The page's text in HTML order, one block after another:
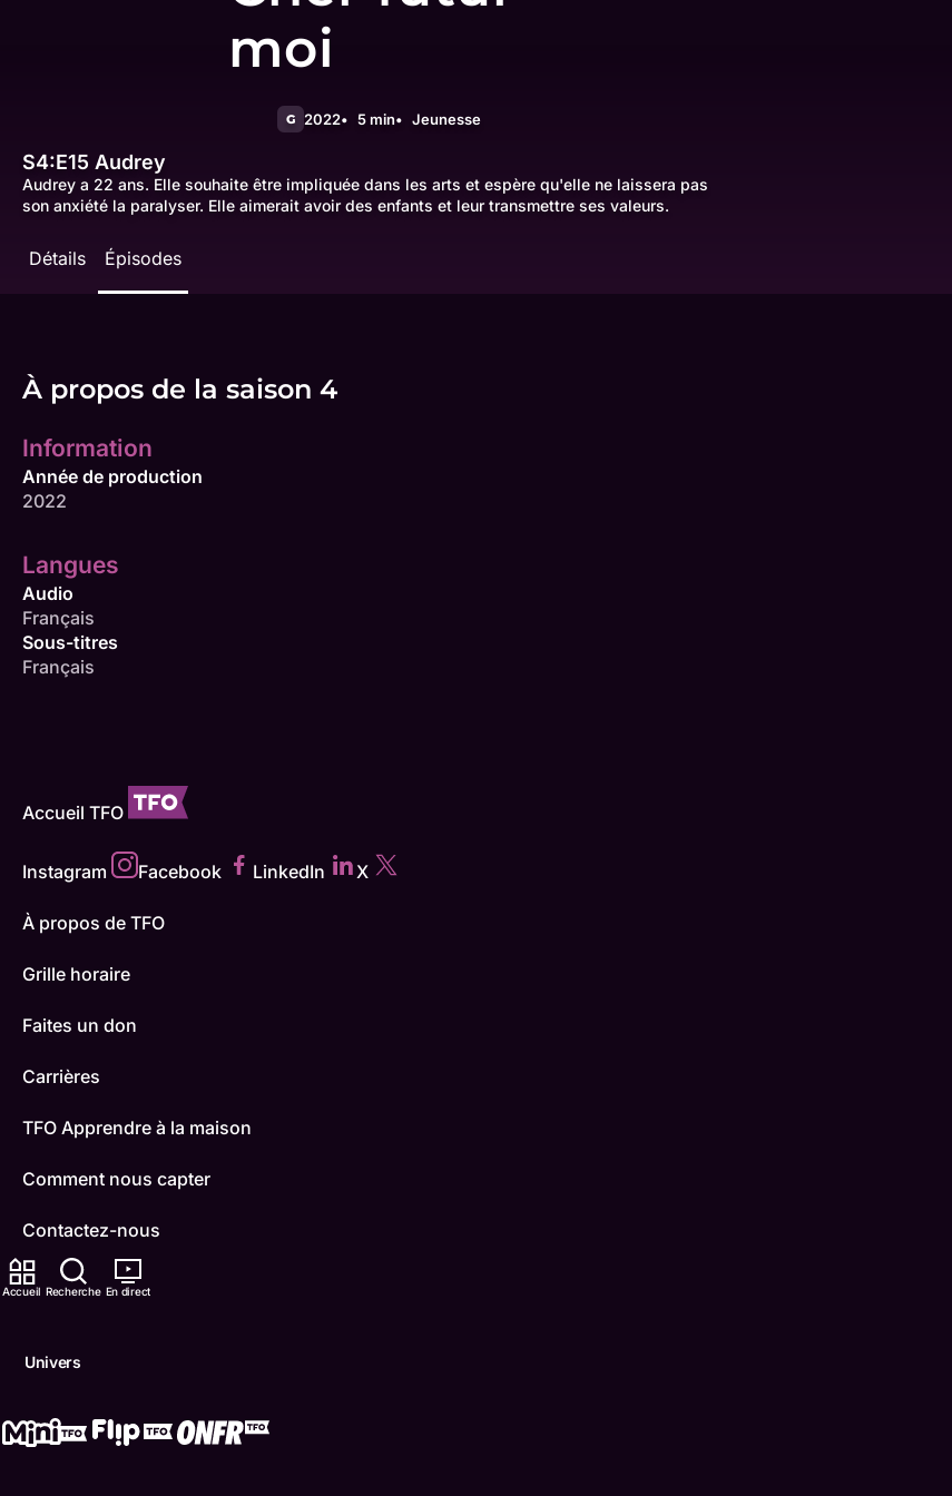
Accueil Recherche En direct
Univers
moi
G 2022 5 min Jeunesse
S4:E15 Audrey
Audrey a 22 ans. Elle souhaite être impliquée dans les arts et espère qu'elle ne laissera pas
son anxiété la paralyser. Elle aimerait avoir des enfants et leur transmettre ses valeurs.
Détails Épisodes
À propos de la saison 4
Information
Année de production
2022
Langues
Audio
Français
Sous-titres
Français
Accueil TFO
Instagram Facebook LinkedIn X
À propos de TFO
Grille horaire
Faites un don
Carrières
TFO Apprendre à la maison
Comment nous capter
Contactez-nous
ONFR
Conditions d'utilisation